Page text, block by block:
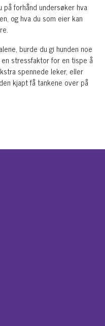
forhånd undersøker hva
og hva du som eier kan
burde du gi hunden noe
stressfaktor for en tispe å
spennede leker, eller
kjapt få tankene over på